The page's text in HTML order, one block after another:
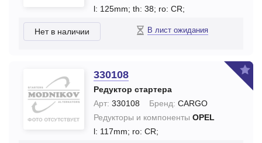
l: 125mm; th: 38; ro: CR;
Нет в наличии В лист ожидания
330108
Редуктор стартера
Арт: 330108 Бренд: CARGO
Редукторы и компоненты OPEL
l: 117mm; ro: CR;